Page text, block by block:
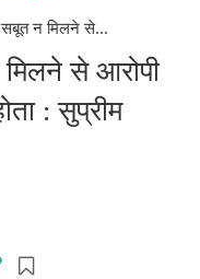
सबूत न मिलने से...
से आरोपी
: सुप्रीम